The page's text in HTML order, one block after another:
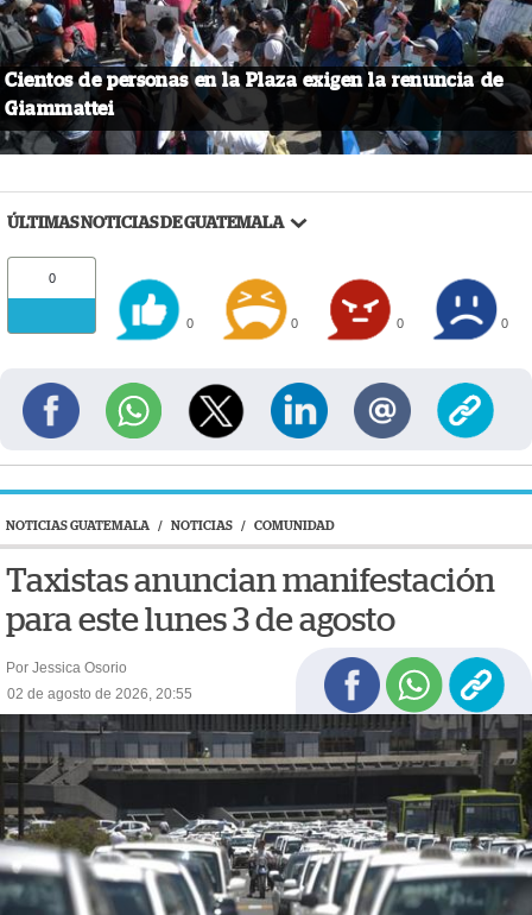
Cientos de personas en la Plaza exigen la renuncia de
Giammattei
ÚLTIMAS NOTICIAS DE GUATEMALA
0
0 0 0 0
NOTICIAS GUATEMALA / NOTICIAS / COMUNIDAD
Taxistas anuncian manifestación
para este lunes 3 de agosto
Por Jessica Osorio
02 de agosto de 2026, 20:55